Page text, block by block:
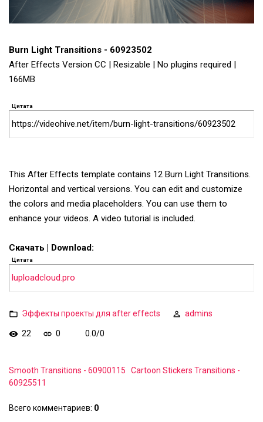
Burn Light Transitions - 60923502
After Effects Version CC | Resizable | No plugins required |
166MB
Цитата
https://videohive.net/item/burn-light-transitions/60923502
This After Effects template contains 12 Burn Light Transitions.
Horizontal and vertical versions. You can edit and customize
the colors and media placeholders. You can use them to
enhance your videos. A video tutorial is included.
Скачать | Download:
Цитата
luploadcloud.pro
Эффекты проекты для after effects admins
22 0 0.0/0
Smooth Transitions - 60900115
Cartoon Stickers Transitions -
60925511
Всего комментариев: 0